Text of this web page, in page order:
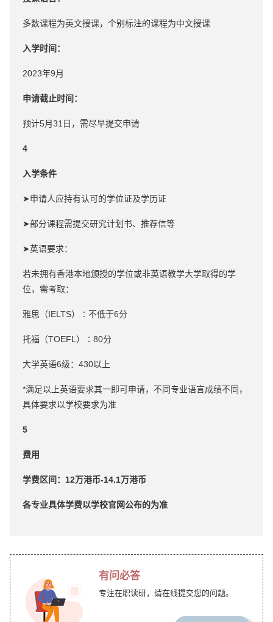
多数课程为英文授课，个别标注的课程为中文授课
入学时间：
2023年9月
申请截止时间：
预计5月31日，需尽早提交申请
4
入学条件
➤申请人应持有认可的学位证及学历证
➤部分课程需提交研究计划书、推荐信等
➤英语要求：
若未拥有香港本地颁授的学位或非英语教学大学取得的学
位，需考取：
雅思（IELTS）∶不低于6分
托福（TOEFL）∶80分
大学英语6级：430以上
*满足以上英语要求其一即可申请，不同专业语言成绩不同，
具体要求以学校要求为准
5
费用
学费区间：12万港币-14.1万港币
各专业具体学费以学校官网公布的为准
有问必答
专注在职读研，请在线提交您的问题。